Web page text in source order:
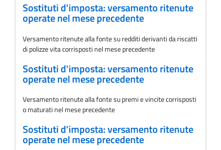
Sostituti d'imposta: versamento ritenute
operate nel mese precedente
Versamento ritenute alla fonte su redditi derivanti da riscatti
di polizze vita corrisposti nel mese precedente
Sostituti d'imposta: versamento ritenute
operate nel mese precedente
Versamento ritenute alla fonte su premi e vincite corrisposti
o maturati nel mese precedente
Sostituti d'imposta: versamento ritenute
operate nel mese precedente